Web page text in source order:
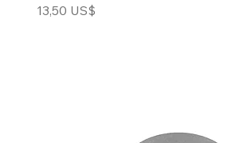
Precio
13,50 US$